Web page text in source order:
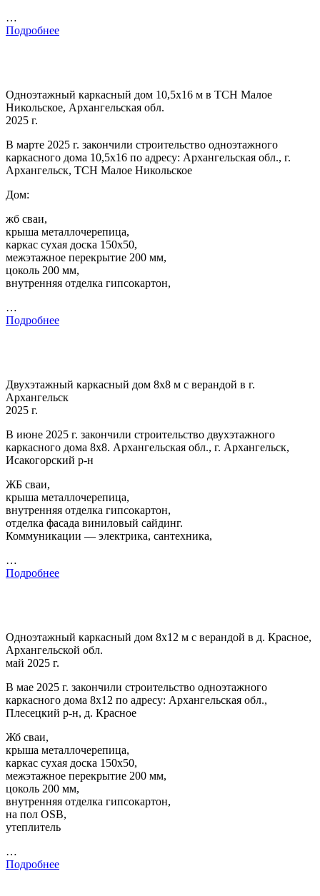
…
Подробнее
Одноэтажный каркасный дом 10,5х16 м в ТСН Малое
Никольское, Архангельская обл.
2025 г.
В марте 2025 г. закончили строительство одноэтажного
каркасного дома 10,5х16 по адресу: Архангельская обл., г.
Архангельск, ТСН Малое Никольское
Дом:
жб сваи,
крыша металлочерепица,
каркас сухая доска 150х50,
межэтажное перекрытие 200 мм,
цоколь 200 мм,
внутренняя отделка гипсокартон,
…
Подробнее
Двухэтажный каркасный дом 8х8 м с верандой в г.
Архангельск
2025 г.
В июне 2025 г. закончили строительство двухэтажного
каркасного дома 8х8. Архангельская обл., г. Архангельск,
Исакогорский р-н
ЖБ сваи,
крыша металлочерепица,
внутренняя отделка гипсокартон,
отделка фасада виниловый сайдинг.
Коммуникации — электрика, сантехника,
…
Подробнее
Одноэтажный каркасный дом 8х12 м с верандой в д. Красное,
Архангельской обл.
май 2025 г.
В мае 2025 г. закончили строительство одноэтажного
каркасного дома 8х12 по адресу: Архангельская обл.,
Плесецкий р-н, д. Красное
Жб сваи,
крыша металлочерепица,
каркас сухая доска 150х50,
межэтажное перекрытие 200 мм,
цоколь 200 мм,
внутренняя отделка гипсокартон,
на пол OSB,
утеплитель
…
Подробнее